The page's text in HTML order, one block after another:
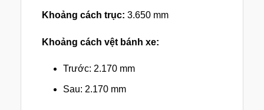
Khoảng cách trục: 3.650 mm
Khoảng cách vệt bánh xe:
Trước: 2.170 mm
Sau: 2.170 mm